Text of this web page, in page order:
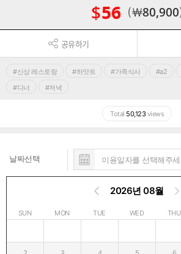
￦80,900
$56
공유하기
#신상 레스토랑 #하얏트 #가족식사 #a2
#디너
#저녁
Total 50,123views
날짜선택
2026년 08월
SUN MON TUE WED THU